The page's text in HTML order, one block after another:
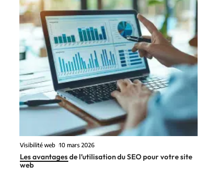
Visibilité web 10 mars 2026
Les avantages de l’utilisation du SEO pour votre site
web